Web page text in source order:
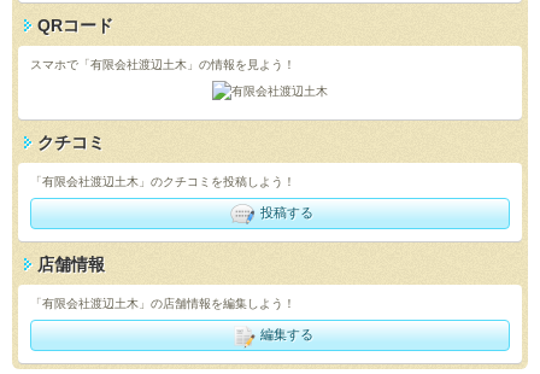
QRコード
スマホで「有限会社渡辺土木」の情報を見よう！
クチコミ
「有限会社渡辺土木」のクチコミを投稿しよう！
投稿する
店舗情報
「有限会社渡辺土木」の店舗情報を編集しよう！
編集する